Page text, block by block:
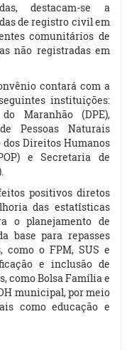
destacam-se a
de registro civil em
comunitários de
não registradas em
contará com a
instituições:
Maranhão (DPE),
Pessoas Naturais
dos Direitos Humanos
e Secretaria de
positivos diretos
das estatísticas
o planejamento de
base para repasses
como o FPM, SUS e
e inclusão de
como Bolsa Família e
municipal, por meio
como educação e